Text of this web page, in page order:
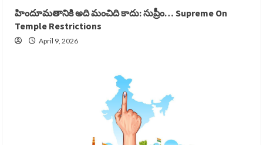
హిందూమతానికి అది మంచిది కాదు: సుప్రీం… Supreme On
Temple Restrictions
April 9, 2026